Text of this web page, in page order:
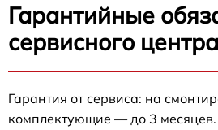
Гарантийные
сервисного
Гарантия от сервиса: на
комплектующие — до 3 месяцев.